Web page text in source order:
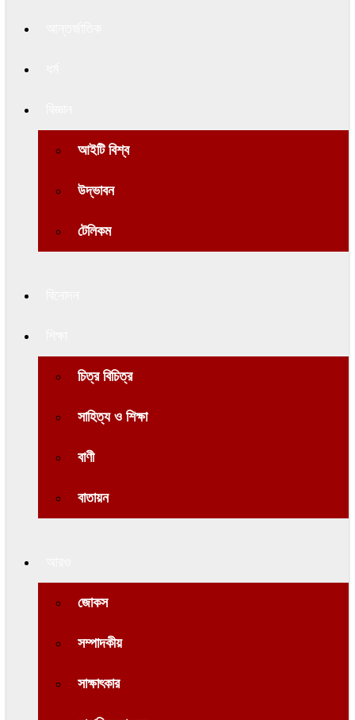
আইটি বিশ্ব
উদ্ভাবন
টেলিকম
চিত্র বিচিত্র
সাহিত্য ও শিক্ষা
বাণী
বাতায়ন
জোকস
সম্পাদকীয়
সাক্ষাৎকার